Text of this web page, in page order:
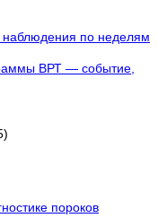
по неделям
ВРТ — событие,
пороков